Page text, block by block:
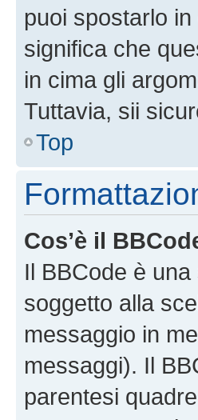
puoi spostarlo
significa che
in cima gli
Tuttavia, sii
Top
Cos’è il
Il BBCode è una
soggetto alla
messaggio in
messaggi). Il
parentesi